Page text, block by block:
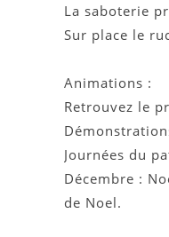
La saboterie
Sur place le
Animations :
Retrouvez le
Journées du
Décembre :
de Noel.